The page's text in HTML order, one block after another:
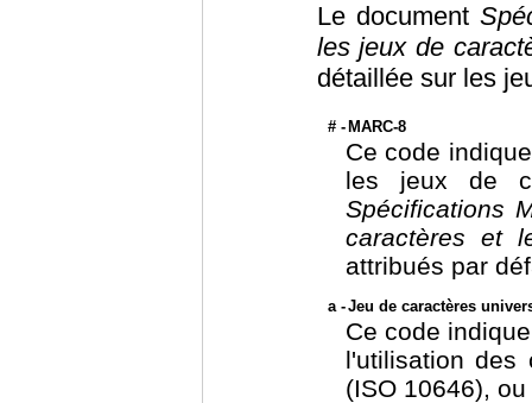
Le document
les jeux de
détaillée sur les
# - MARC-8
Ce code
les jeux de
Spécifications
caractères et
attribués par
a -Jeu de caractères
Ce code
l'utilisation des
(ISO 10646),